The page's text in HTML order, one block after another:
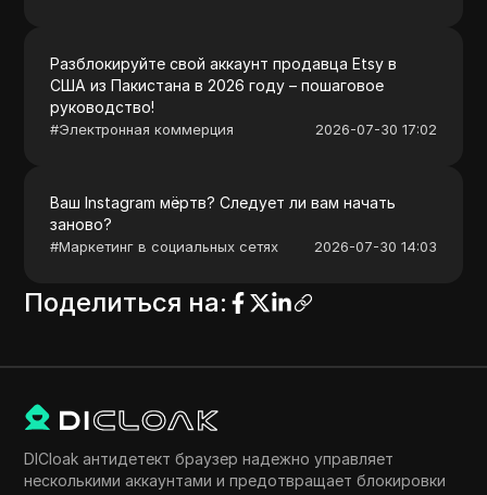
Разблокируйте свой аккаунт продавца Etsy в
США из Пакистана в 2026 году – пошаговое
руководство!
#Электронная коммерция 2026-07-30 17:02
Ваш Instagram мёртв? Следует ли вам начать
заново?
#Маркетинг в социальных сетях 2026-07-30 14:03
Поделиться на:
DICloak антидетект браузер надежно управляет
несколькими аккаунтами и предотвращает блокировки